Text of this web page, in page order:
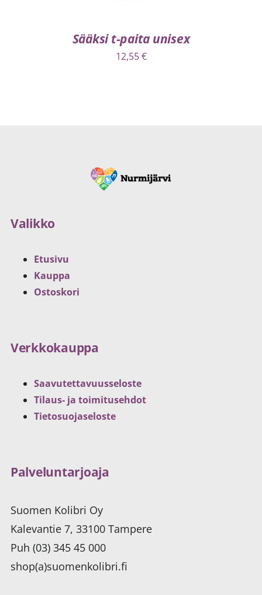
Sääksi t-paita unisex
12,55€
Valikko
Etusivu
Kauppa
Ostoskori
Verkkokauppa
Saavutettavuusseloste
Tilaus- ja toimitusehdot
Tietosuojaseloste
Palveluntarjoaja
Suomen Kolibri Oy
Kalevantie 7, 33100 Tampere
Puh (03) 345 45 000
shop(a)suomenkolibri.fi